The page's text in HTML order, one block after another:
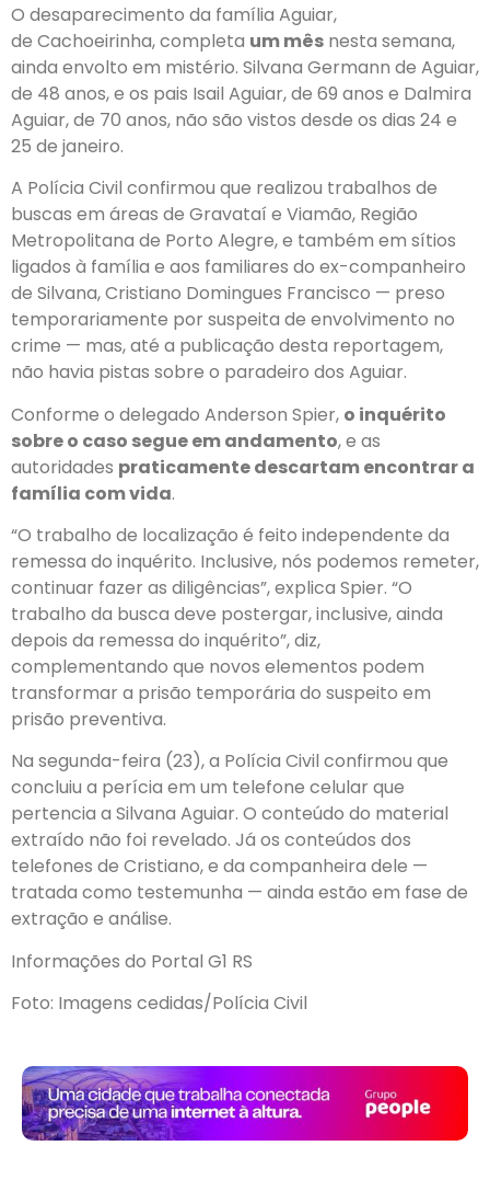
O desaparecimento da família Aguiar,
de Cachoeirinha, completa um mês nesta semana,
ainda envolto em mistério. Silvana Germann de Aguiar,
de 48 anos, e os pais Isail Aguiar, de 69 anos e Dalmira
Aguiar, de 70 anos, não são vistos desde os dias 24 e
25 de janeiro.
A Polícia Civil confirmou que realizou trabalhos de
buscas em áreas de Gravataí e Viamão, Região
Metropolitana de Porto Alegre, e também em sítios
ligados à família e aos familiares do ex-companheiro
de Silvana, Cristiano Domingues Francisco — preso
temporariamente por suspeita de envolvimento no
crime — mas, até a publicação desta reportagem,
não havia pistas sobre o paradeiro dos Aguiar.
Conforme o delegado Anderson Spier, o inquérito
sobre o caso segue em andamento, e as
autoridades praticamente descartam encontrar a
família com vida.
“O trabalho de localização é feito independente da
remessa do inquérito. Inclusive, nós podemos remeter,
continuar fazer as diligências”, explica Spier. “O
trabalho da busca deve postergar, inclusive, ainda
depois da remessa do inquérito”, diz,
complementando que novos elementos podem
transformar a prisão temporária do suspeito em
prisão preventiva.
Na segunda-feira (23), a Polícia Civil confirmou que
concluiu a perícia em um telefone celular que
pertencia a Silvana Aguiar. O conteúdo do material
extraído não foi revelado. Já os conteúdos dos
telefones de Cristiano, e da companheira dele —
tratada como testemunha — ainda estão em fase de
extração e análise.
Informações do Portal G1 RS
Foto: Imagens cedidas/Polícia Civil